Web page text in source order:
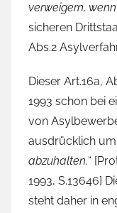
verweigern, wenn
sicheren
Abs.2
Dieser Art.16a,
1993 schon bei
von
ausdrücklich um
abzuhalten.“
1993, S.13646]
steht daher in